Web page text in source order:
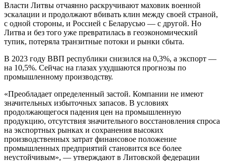
Власти Литвы отчаянно раскручивают маховик военной
эскалации и продолжают вбивать клин между своей страной,
с одной стороны, и Россией с Беларусью — с другой. Но
Литва и без того уже превратилась в геоэкономический
тупик, потеряла транзитные потоки и рынки сбыта.
В 2023 году ВВП республики снизился на 0,3%, а экспорт —
на 10,5%. Сейчас на глазах ухудшаются прогнозы по
промышленному производству.
«Преобладает определенный застой. Компании не имеют
значительных избыточных запасов. В условиях
продолжающегося падения цен на промышленную
продукцию, отсутствия значительного восстановления спроса
на экспортных рынках и сохранения высоких
производственных затрат финансовое положение
промышленных предприятий становится все более
неустойчивым», — утверждают в Литовской федерации